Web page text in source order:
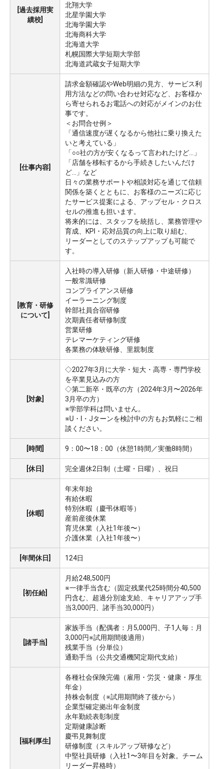
[過去採用実
績校]
北翔大学
北星学園大学
北海学園大学
北海商科大学
北海道大学
札幌国際大学短期大学部
北海道武蔵女子短期大学
[仕事内容]
請求金額確認やWeb明細の見方、サービス利
用方法などの問い合わせ対応など、お客様か
ら寄せられるお電話への対応がメインのお仕
事です。
＜お問合せ例＞
「通信速度が遅くなるから他社に乗り換えた
いと考えている」
「○○社の方が安くなるって言われたけど...」
「店舗を移転するから手続きしたいんだけ
ど…」など
日々の業務サポートや相談対応を通じて信頼
関係を築くとともに、お客様のニーズに応じ
たサービス提案による、アップセル・クロス
セルの推進も担います。
将来的には、スタッフを統括し、業務管理や
育成、KPI・応対品質の向上に取り組む、
リーダーとしてのステップアップも可能で
す。
[教育・研修
について]
入社時の導入研修（新人研修・中途研修）
一般常識研修
コンプライアンス研修
イーラーニング制度
幹部社員合宿研修
次期責任者研修制度
営業研修
テレマーケティング研修
各業務の体験研修、里親制度
[対象]
◇2027年3月に大学・短大・高専・専門学校
を卒業見込みの方
◇第二新卒・既卒の方（2024年3月〜2026年
3月卒の方）
※学部学科は問いません。
※U・I・Jターンを検討中の方もお気軽にご相
談ください。
[時間] 9：00〜18：00（休憩1時間／実働8時間）
[休日] 完全週休2日制（土曜・日曜）、祝日
[休暇]
年末年始
有給休暇
特別休暇（慶弔休暇等）
産前産後休業
育児休業（入社1年後〜）
介護休業（入社1年後〜）
[年間休日] 124日
[初任給]
月給248,500円
※一律手当含む（固定残業代25時間分40,500
円含む、超過分別途支給、キャリアアップ手
当3,000円、諸手当30,000円）
[諸手当]
家族手当（配偶者：月5,000円、子1人毎：月
3,000円※試用期間後適用）
残業手当（分単位）
通勤手当（公共交通機関定期代支給）
[福利厚生]
各種社会保険完備（雇用・労災・健康・厚生
年金）
持株会制度（※試用期間終了後から）
企業型確定拠出年金制度
永年勤続表彰制度
定期健康診断
慶弔見舞制度
研修制度（スキルアップ研修など）
中堅社員研修（入社1〜3年目を対象。チーム
リーダー昇格時）